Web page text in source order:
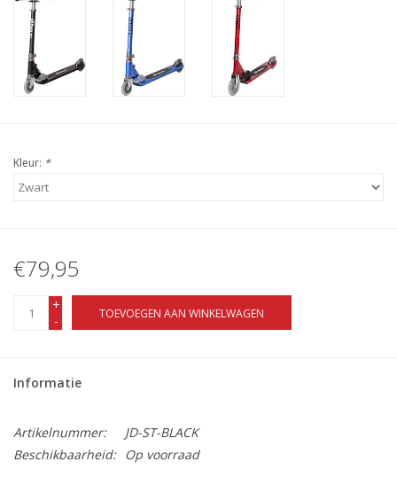
Kleur: *
€79,95
+
-
TOEVOEGEN AAN WINKELWAGEN
Informatie
Artikelnummer:
JD-ST-BLACK
Beschikbaarheid:
Op voorraad